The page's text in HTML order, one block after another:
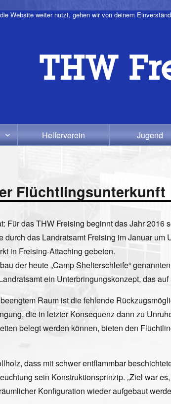
Helferverein Jugend
Flüchtlingsunterkunft
das THW Freising beginnt das Jahr 2016
das Landratsamt Freising im Januar
in Freising-Attaching gebeten.
der heute „Camp Shelterschleife“
ein Unterbringungskonzept, das
Raum ist die fehlende
die in letzter Konsequenz dann zu
belegt werden können, bieten den
dass mit schwer entflammbar
sein Konstruktionsprinzip. „Ziel war
Konfiguration wieder aufgebaut
Website weiter nutzt, gehen wir von deinem